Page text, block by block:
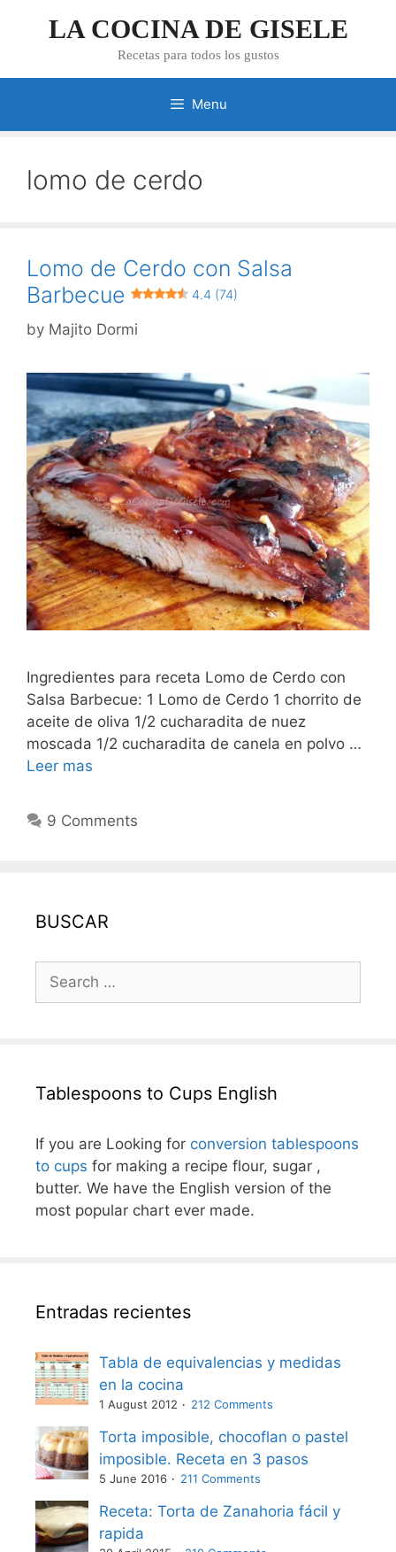
LA COCINA DE GISELE
Recetas para todos los gustos
Menu
lomo de cerdo
Lomo de Cerdo con Salsa
Barbecue
4.4 (74)
by Majito Dormi
Ingredientes para receta Lomo de Cerdo con
Salsa Barbecue: 1 Lomo de Cerdo 1 chorrito de
aceite de oliva 1/2 cucharadita de nuez
moscada 1/2 cucharadita de canela en polvo …
Leer mas
9 Comments
BUSCAR
for:
Tablespoons to Cups English
If you are Looking for conversion tablespoons
to cups for making a recipe flour, sugar ,
butter. We have the English version of the
most popular chart ever made.
Entradas recientes
Tabla de equivalencias y medidas
en la cocina
1 August 2012 212 Comments
Torta imposible, chocoflan o pastel
imposible. Receta en 3 pasos
5 June 2016 211 Comments
Receta: Torta de Zanahoria fácil y
rapida